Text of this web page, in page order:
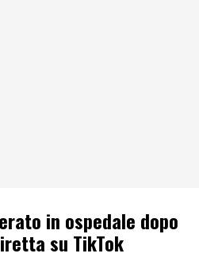
in ospedale dopo
su TikTok